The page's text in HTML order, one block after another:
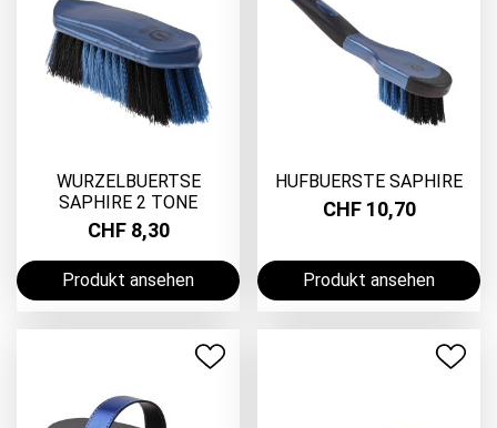
WURZELBUERTSE
SAPHIRE 2 TONE
CHF 8,30
Produkt ansehen
HUFBUERSTE SAPHIRE
CHF 10,70
Produkt ansehen